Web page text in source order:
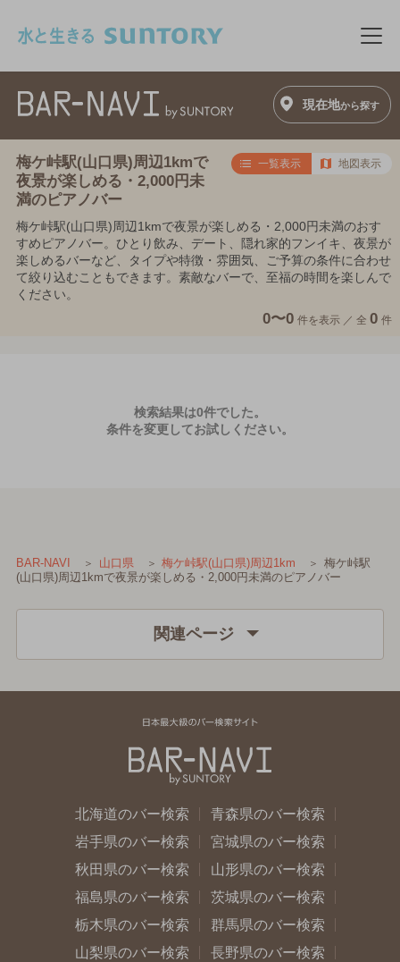
メ
現在地から探す
梅ケ峠駅(山口県)周辺1kmで
夜景が楽しめる・2,000円未
満のピアノバー
一覧表示 地図表示
梅ケ峠駅(山口県)周辺1kmで夜景が楽しめる・2,000円未満のおす
すめピアノバー。ひとり飲み、デート、隠れ家的フンイキ、夜景が
楽しめるバーなど、タイプや特徴・雰囲気、ご予算の条件に合わせ
て絞り込むこともできます。素敵なバーで、至福の時間を楽しんで
ください。
0〜0 件を表示 ／ 全 0 件
検索結果は0件でした。
条件を変更してお試しください。
BAR-NAVI 山口県 梅ケ峠駅(山口県)周辺1km
梅ケ峠駅
(山口県)周辺1kmで夜景が楽しめる・2,000円未満のピアノバー
関連ページ
北海道のバー検索
青森県のバー検索
岩手県のバー検索
宮城県のバー検索
秋田県のバー検索
山形県のバー検索
福島県のバー検索
茨城県のバー検索
栃木県のバー検索
群馬県のバー検索
山梨県のバー検索
長野県のバー検索